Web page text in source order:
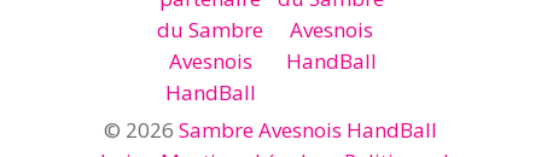
© 2026 Sambre Avesnois HandBall